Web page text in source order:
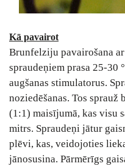
Kā pavairot
Brunfelziju pavairošana
spraudeņiem prasa 25-30
augšanas stimulatorus.
noziedēšanas. Tos
(1:1) maisījumā, kas visu
mitrs. Spraudeņi jātur
plēvi, kas, veidojoties
jānosusina. Pārmērīgs